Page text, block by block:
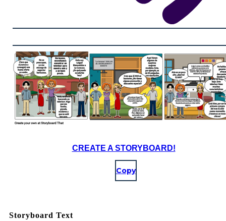
CREATE A STORYBOARD!
Copy
Storyboard Text